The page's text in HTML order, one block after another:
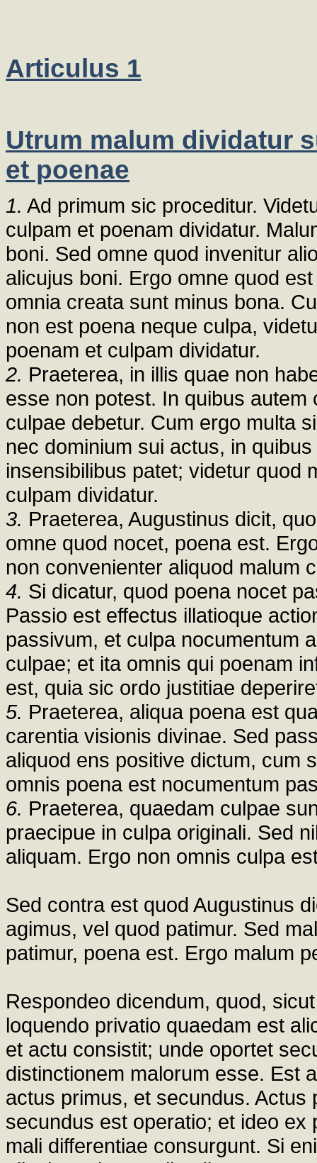
Articulus 1
Utrum malum dividatur
et poenae
1. Ad primum sic proceditur.
culpam et poenam dividatur.
boni. Sed omne quod invenitur
alicujus boni. Ergo omne quod
omnia creata sunt minus bona.
non est poena neque culpa,
poenam et culpam dividatur.
2. Praeterea, in illis quae non
esse non potest. In quibus
culpae debetur. Cum ergo multa
nec dominium sui actus, in
insensibilibus patet; videtur quod
culpam dividatur.
3. Praeterea, Augustinus dicit,
omne quod nocet, poena est.
non convenienter aliquod malum
4. Si dicatur, quod poena nocet
Passio est effectus illatioque
passivum, et culpa nocumentum
culpae; et ita omnis qui poenam
est, quia sic ordo justitiae
5. Praeterea, aliqua poena est
carentia visionis divinae. Sed
aliquod ens positive dictum, cum
omnis poena est nocumentum
6. Praeterea, quaedam culpae
praecipue in culpa originali. Sed
aliquam. Ergo non omnis culpa
Sed contra est quod Augustinus
agimus, vel quod patimur. Sed
patimur, poena est. Ergo malum
Respondeo dicendum, quod,
loquendo privatio quaedam est
et actu consistit; unde oportet
distinctionem malorum esse. Est
actus primus, et secundus.
secundus est operatio; et ideo
mali differentiae consurgunt. Si